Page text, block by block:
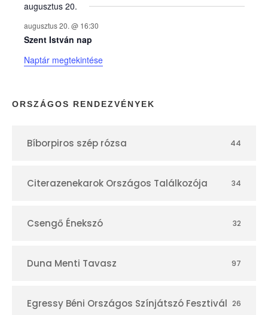
k
n
a
p
r
augusztus 20.
augusztus 20. @ 16:30
Szent István nap
Naptár megtekintése
ORSZÁGOS RENDEZVÉNYEK
Bíborpiros szép rózsa 44
Citerazenekarok Országos Találkozója 34
Csengő Énekszó 32
Duna Menti Tavasz 97
Egressy Béni Országos Színjátszó Fesztivál 26